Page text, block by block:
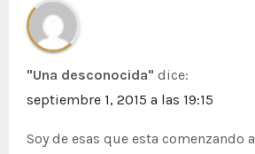
"Una desconocida" dice:
septiembre 1, 2015 a las 19:15
Soy de esas que esta comenzando a